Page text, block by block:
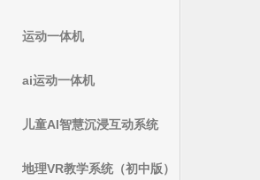
运动一体机
ai运动一体机
儿童AI智慧沉浸互动系统
地理VR教学系统（初中版）